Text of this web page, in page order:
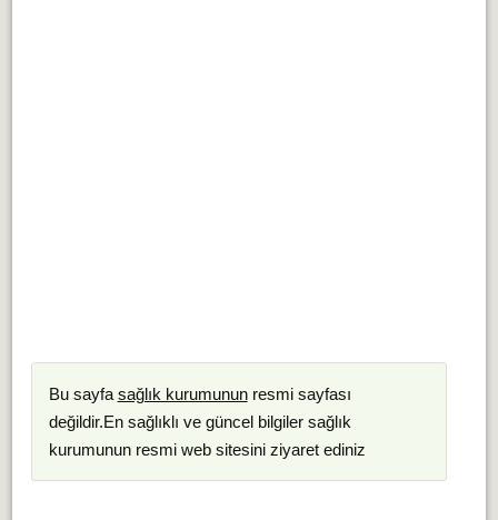
Bu sayfa sağlık kurumununresmi sayfası
değildir.En sağlıklı ve güncel bilgiler sağlık
kurumunun resmi web sitesini ziyaret ediniz